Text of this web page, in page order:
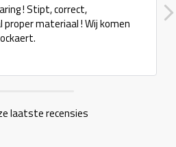
! Stipt, correct,
materiaal ! Wij komen
laatste recensies